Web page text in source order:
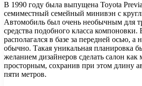
В 1990 году была выпущена Toyota
семиместный семейный минивэн с
Автомобиль был очень необычным для
средства подобного класса компоновки.
располагался в базе за передней осью, а
обычно. Такая уникальная планировка
желанием дизайнеров сделать салон как
просторным, сохранив при этом длину
пяти метров.